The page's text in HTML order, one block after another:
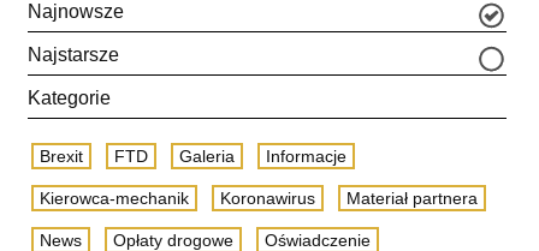
Najnowsze
Najstarsze
Kategorie
Brexit FTD Galeria Informacje
Kierowca-mechanik Koronawirus Materiał partnera
News Opłaty drogowe Oświadczenie